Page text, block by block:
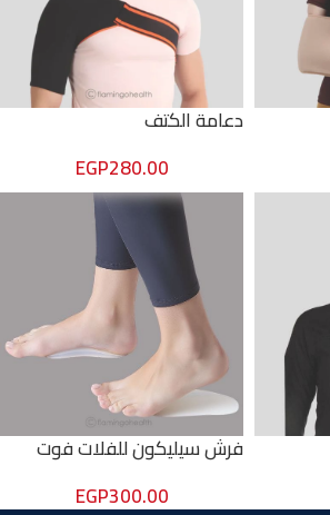
دعامة الكتف
EGP280.00
فرش سيليكون للفلات فوت
EGP300.00